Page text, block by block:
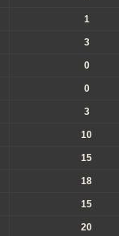
1
3
0
0
3
10
15
18
15
20